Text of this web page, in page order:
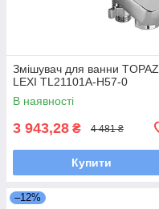
Змішувач для ванни TOPAZ
LEXI TL21101A-H57-0
В наявності
3 943,28 ₴ 4 481 ₴
Купити
–12%